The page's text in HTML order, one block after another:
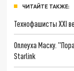
ЧИТАЙТЕ ТАКЖЕ:
Технофашисты XXI
Оплеуха Маску.
Starlink